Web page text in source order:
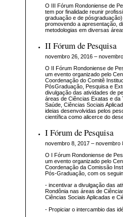
O III Fórum Rondoniense de
tem por finalidade reunir
graduação e de
promovendo a apresentação,
metodologias em diversas
II Fórum de Pesquisa
novembro 26, 2016 –
O II Fórum Rondoniense de
um evento organizado pelo
Coordenação do Comitê
PósGraduação, Pesquisa e
divulgação das atividades de
áreas de Ciências Exatas e da
Saúde, Ciências Sociais
ideias desenvolvidas pelos
científica como alicerce do
I Fórum de Pesquisa
novembro 8, 2017 – novembro
O I Fórum Rondoniense de
um evento organizado pelo
Coordenação da Comissão
Pós-Graduação, com os
- incentivar a divulgação das
Rondônia nas áreas de
Ciências Sociais Aplicadas e
- Propiciar o intercambio das